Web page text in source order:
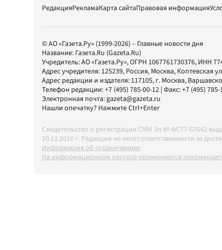
РедакцияРекламаКарта сайтаПравовая информация
© АО «Газета.Ру» (1999-2026) – Главные новости дня
Название: Газета.Ru (Gazeta.Ru)
Учредитель:АО «Газета.Ру», ОГРН 1067761730376, ИНН
Адрес учредителя: 125239, Россия, Москва, Коптевская
Адрес редакции и издателя: 117105, г. Москва,
Телефон редакции:+7 (495) 785-00-12 | Факс:+7 (495)
Электронная почта:gazeta@gazeta.ru
Нашли опечатку? Нажмите Ctrl+Enter
Свидетельство о регистрации СМИ Эл № ФС77-67642
10.11.2016 г. Редакция не несет ответственности за
Информация об ограничениях
На информационном ресурсе применяются